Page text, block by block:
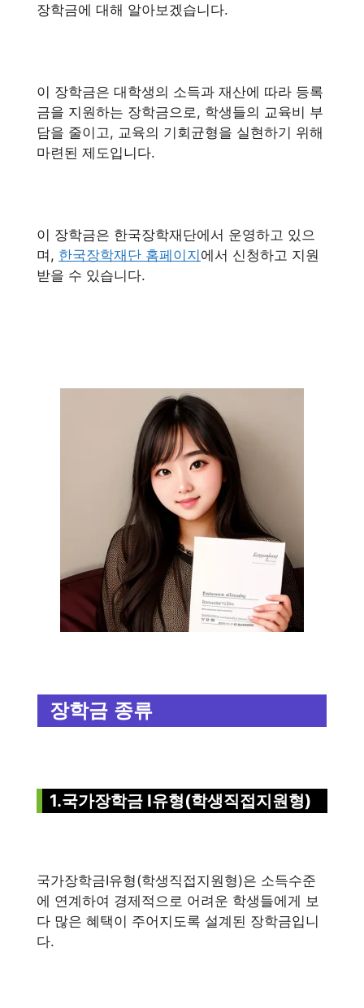
장학금에 대해 알아보겠습니다.
이 장학금은 대학생의 소득과 재산에 따라 등록
금을 지원하는 장학금으로, 학생들의 교육비 부
담을 줄이고, 교육의 기회균형을 실현하기 위해
마련된 제도입니다.
이 장학금은 한국장학재단에서 운영하고 있으
며, 한국장학재단 홈페이지에서 신청하고 지원
받을 수 있습니다.
장학금 종류
1.국가장학금 Ⅰ유형(학생직접지원형)
국가장학금Ⅰ유형(학생직접지원형)은 소득수준
에 연계하여 경제적으로 어려운 학생들에게 보
다 많은 혜택이 주어지도록 설계된 장학금입니
다.